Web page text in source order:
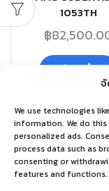
We use technologies
information. We do this
personalized ads.
process data such as
consenting or
features and functions.
1053TH
฿
อ่านเพิ่ม